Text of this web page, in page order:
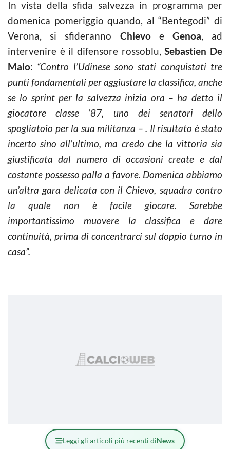
In vista della sfida salvezza in programma per
domenica pomeriggio quando, al “Bentegodi” di
Verona, si sfideranno Chievoe Genoa, ad
intervenire è il difensore rossoblu,Sebastien De
Maio: “Contro l’Udinese sono stati conquistati tre
punti fondamentali per aggiustare la classifica, anche
se lo sprint per la salvezza inizia ora – ha detto il
giocatore classe ’87, uno dei senatori dello
spogliatoio per la sua militanza – . Il risultato è stato
incerto sino all’ultimo, ma credo che la vittoria sia
giustificata dal numero di occasioni create e dal
costante possesso palla a favore. Domenica abbiamo
un’altra gara delicata con il Chievo, squadra contro
la quale non è facile giocare. Sarebbe
importantissimo muovere la classifica e dare
continuità, prima di concentrarci sul doppio turno in
casa”.
Leggi gli articoli più recenti diNews